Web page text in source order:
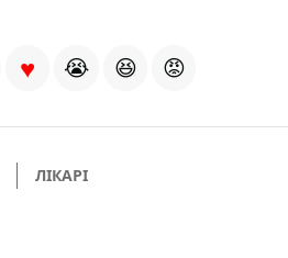
♥ 😭 😆 😡
ЛІКАРІ